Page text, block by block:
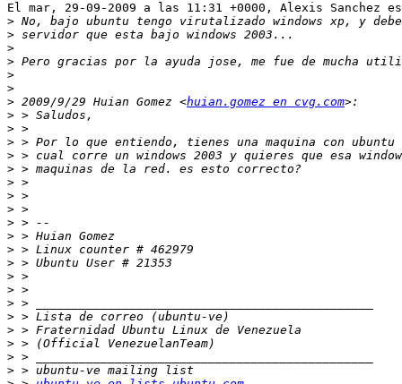
El mar, 29-09-2009 a las 11:31 +0000, Alexis Sanchez
>
>
>
>
>
>
> 2009/9/29 Huian Gomez <huian.gomez en cvg.com
>
>
>
>
>
>
>
>
>
>
>
>
>
>
>
>
>
>
>
>